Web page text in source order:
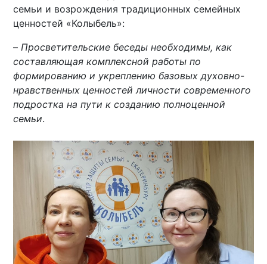
семьи и возрождения традиционных семейных
ценностей «Колыбель»:
– Просветительские беседы необходимы, как
составляющая комплексной работы по
формированию и укреплению базовых духовно-
нравственных ценностей личности современного
подростка на пути к созданию полноценной
семьи.